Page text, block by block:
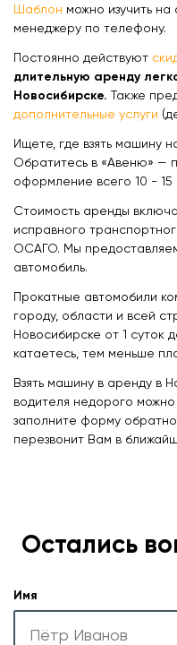
Шаблон можно изучить
менеджеру по телефону.
Постоянно действуют
длительную аренду
Новосибирске. Также
дополнительные услуги
Ищете, где взять машину
Обратитесь в «Авеню» —
оформление всего 10 - 15
Стоимость аренды
исправного
ОСАГО. Мы
автомобиль.
Прокатные автомобили
городу, области и всей
Новосибирске от 1 суток
катаетесь, тем меньше
Взять машину в аренду в
водителя недорого
заполните форму
перезвонит Вам в
Остались
Имя